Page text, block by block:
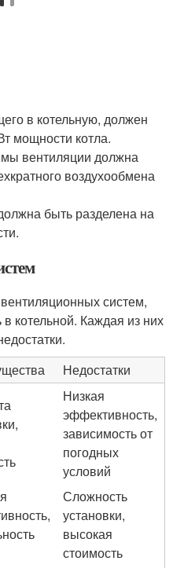
в котельную, должен
мощности котла.
вентиляции должна
воздухообмена
быть разделена на
систем,
котельной. Каждая из них
Недостатки
Низкая
эффективность,
зависимость от
погодных
условий
Сложность
установки,
высокая
стоимость